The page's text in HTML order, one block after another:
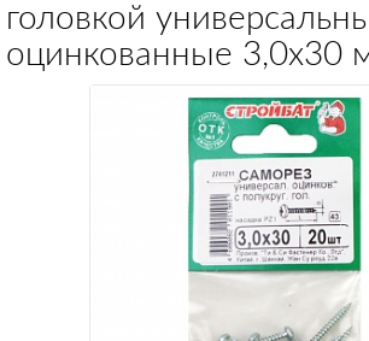
головкой
оцинкованные 3,0х30